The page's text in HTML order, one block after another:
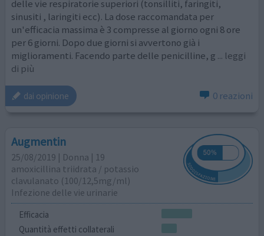
delle vie respiratorie superiori (tonsilliti, faringiti,
sinusiti , laringiti ecc). La dose raccomandata per
un'efficacia massima è 3 compresse al giorno ogni 8 ore
per 6 giorni. Dopo due giorni si avvertono già i
miglioramenti. Facendo parte delle penicilline, g ... leggi
di più
dai opinione 0 reazioni
Augmentin
25/08/2019 | Donna | 19
amoxicillina triidrata / potassio
clavulanato (100/12,5mg/ml)
Infezione delle vie urinarie
Efficacia
Quantità effetti collaterali